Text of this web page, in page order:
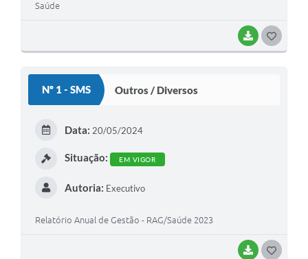
BAIXAR
Saúde
Nº 1 - SMS Outros / Diversos
BAIXAR
Data: 20/05/2024
Situação: EM VIGOR
Autoria: Executivo
Relatório Anual de Gestão - RAG/Saúde 2023